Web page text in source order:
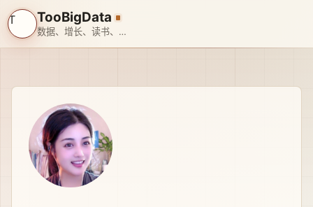
T TooBigData
数据、增长、读书、旅行、带娃、搞 AI